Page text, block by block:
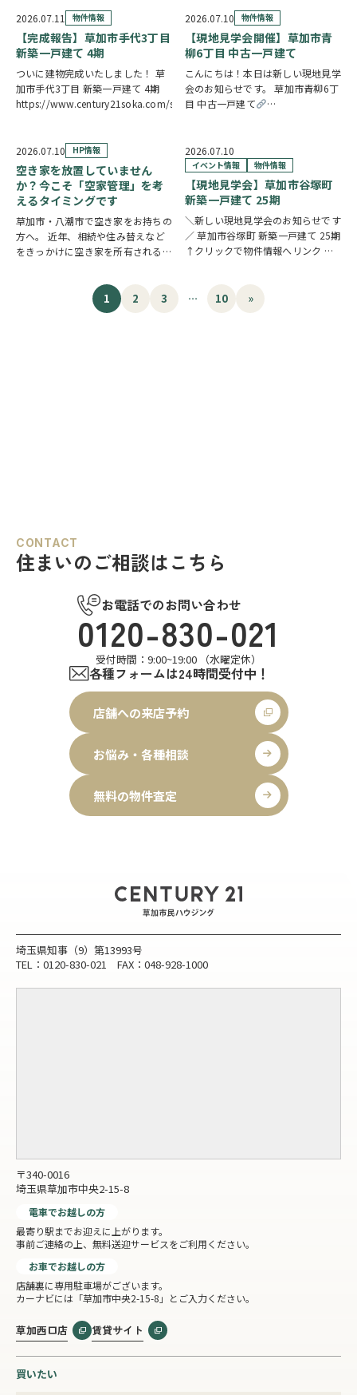
の広々LDKは水廻り集中設計につ
き、毎日の家事を効率的にこなせま
す。7.5…
遅れがあり心配している ひとつで
も当てはまる方…
2026.07.11 物件情報
【完成報告】草加市手代3丁目
新築一戸建て 4期
ついに建物完成いたしました！ 草
加市手代3丁目 新築一戸建て 4期
https://www.century21soka.com/st/
2026.07.10 物件情報
【現地見学会開催】草加市青
柳6丁目 中古一戸建て
こんにちは！本日は新しい現地見学
会のお知らせです。 草加市青柳6丁
目 中古一戸建て
2026.07.10 HP情報
空き家を放置していません
か？今こそ「空家管理」を考
えるタイミングです
草加市・八潮市で空き家をお持ちの
方へ。 近年、相続や住み替えなど
をきっかけに空き家を所有される方
を管理できていない」 「遠方に住
んでいるため定期的に様子を見に行
けない」 「売却するか活用するか
2026.07.10
イベント情報 物件情報
【現地見学会】草加市谷塚町
新築一戸建て 25期
＼新しい現地見学会のお知らせです
／ 草加市谷塚町 新築一戸建て 25期
↑クリックで物件情報へリンク お
LDKは21帖以上のゆとりある広さを
確保し、LD部分には床暖房を標準
1 2 3 … 10 »
CONTACT
住まいのご相談はこちら
お電話でのお問い合わせ
0120-830-021
受付時間：9:00~19:00 （水曜定休）
各種フォームは24時間受付中！
店舗への来店予約
お悩み・各種相談
無料の物件査定
埼玉県知事（9）第13993号
TEL：0120-830-021 FAX：048-928-1000
〒340-0016
埼玉県草加市中央2-15-8
電車でお越しの方
最寄り駅までお迎えに上がります。
事前ご連絡の上、無料送迎サービスをご利用ください。
お車でお越しの方
店舗裏に専用駐車場がございます。
カーナビには「草加市中央2-15-8」とご入力ください。
草加西口店 賃貸サイト
買いたい